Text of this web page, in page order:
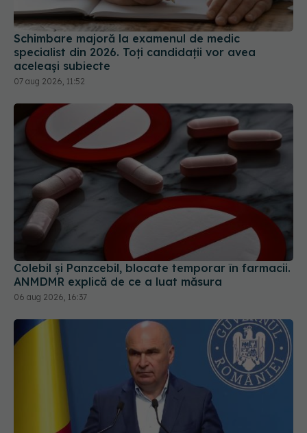
Schimbare majoră la examenul de medic
specialist din 2026. Toți candidații vor avea
aceleași subiecte
07 aug 2026, 11:52
Colebil și Panzcebil, blocate temporar în farmacii.
ANMDMR explică de ce a luat măsura
06 aug 2026, 16:37